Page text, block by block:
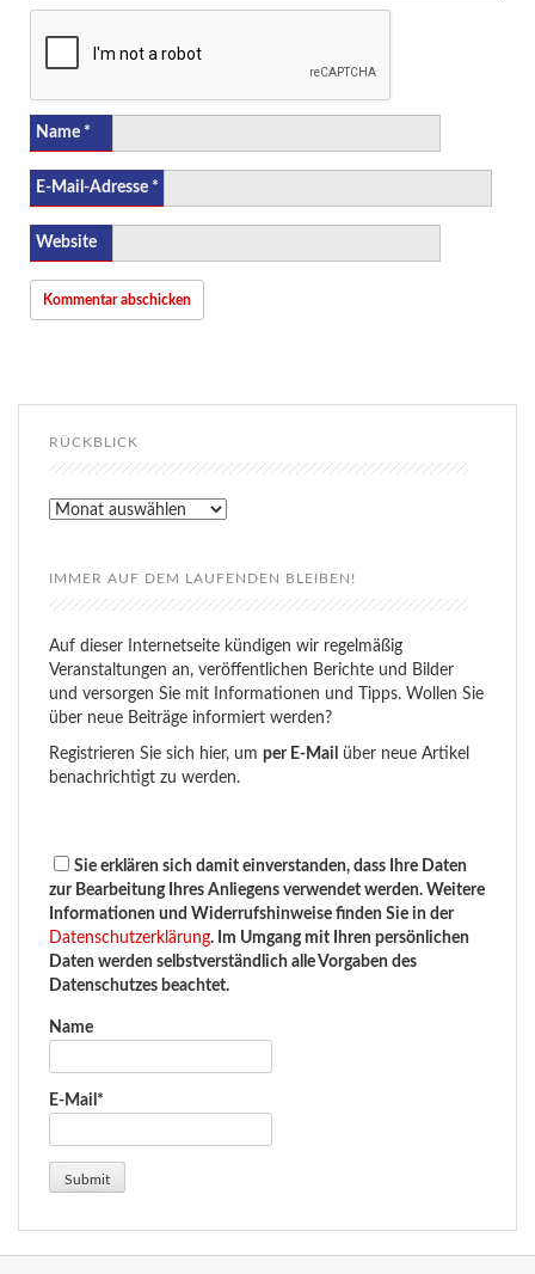
Name *
E-Mail-Adresse *
Website
RÜCKBLICK
Rückblick
IMMER AUF DEM LAUFENDEN BLEIBEN!
Auf dieser Internetseite kündigen wir regelmäßig
Veranstaltungen an, veröffentlichen Berichte und Bilder
und versorgen Sie mit Informationen und Tipps. Wollen Sie
über neue Beiträge informiert werden?
Registrieren Sie sich hier, um per E-Mail
über neue Artikel
benachrichtigt zu werden.
Sie erklären sich damit einverstanden, dass Ihre Daten
zur Bearbeitung Ihres Anliegens verwendet werden. Weitere
Informationen und Widerrufshinweise finden Sie in der
Datenschutzerklärung. Im Umgang mit Ihren persönlichen
Daten werden selbstverständlich alle Vorgaben des
Datenschutzes beachtet.
Name
E-Mail*